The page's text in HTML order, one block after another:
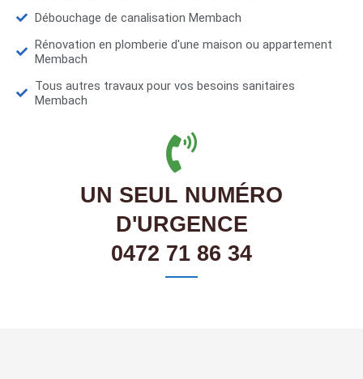
Débouchage de canalisation Membach
Rénovation en plomberie d'une maison ou appartement
Membach
Tous autres travaux pour vos besoins sanitaires
Membach
UN SEUL NUMÉRO
D'URGENCE
0472 71 86 34